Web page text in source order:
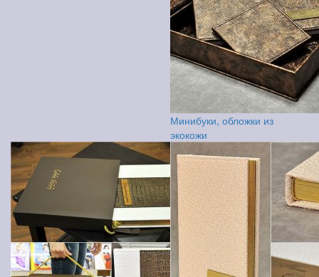
Минибуки, обложки из
экокожи